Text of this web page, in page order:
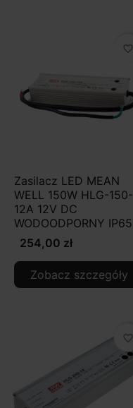
favorite_border
Zasilacz LED MEAN
WELL 150W HLG-150-
12A 12V DC
WODOODPORNY IP65
254,00 zł
Zobacz szczegóły
favorite_border